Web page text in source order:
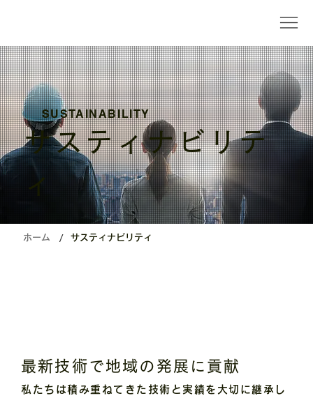
SUSTAINABILITY
サスティナビリテ
ィ
ホーム / サスティナビリティ
最新技術で地域の発展に貢献
私たちは積み重ねてきた技術と実績を大切に継承し